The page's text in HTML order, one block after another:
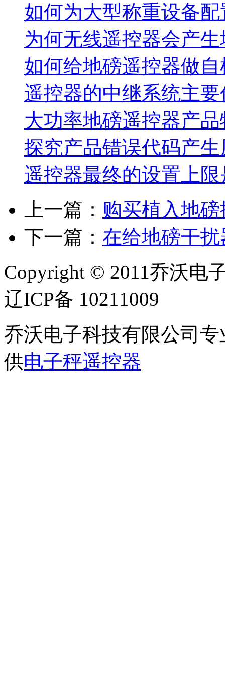
如何为大型称重设备
为何无线遥控器会产
如何给地磅遥控器做
遥控器的中继系统主要
大功率地磅遥控器产品
探究产品错误代码产生
遥控器最终的设置上
上一篇： 购买植入地
下一篇： 在给地磅干
Copyright © 2011乔沃电
辽ICP备 10211009
乔沃电子科技有限公司
供电子秤遥控器